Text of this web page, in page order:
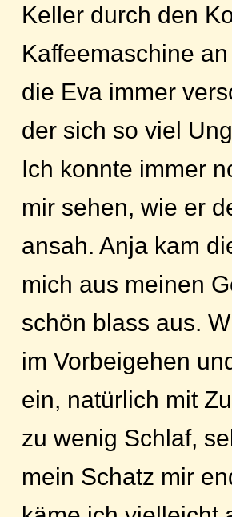
Keller durch den
Kaffeemaschine
die Eva immer
der sich so viel
Ich konnte immer
mir sehen, wie er
ansah. Anja kam
mich aus meinen
schön blass aus.
im Vorbeigehen
ein, natürlich mit
zu wenig Schlaf,
mein Schatz mir